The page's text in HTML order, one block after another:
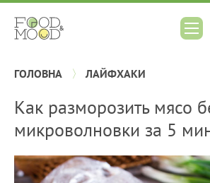
ГОЛОВНА ЛАЙФХАКИ
Как разморозить мясо
микроволновки за 5